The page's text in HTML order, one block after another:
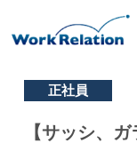
正社員
【サッシ、